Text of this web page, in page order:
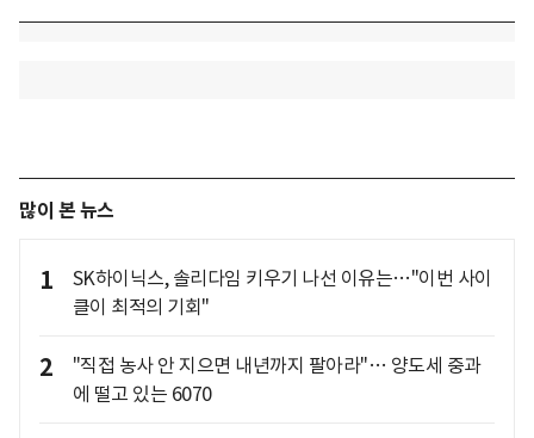
많이 본 뉴스
1
SK하이닉스, 솔리다임 키우기 나선 이유는…"이번 사이
클이 최적의 기회"
2
"직접 농사 안 지으면 내년까지 팔아라"… 양도세 중과
에 떨고 있는 6070